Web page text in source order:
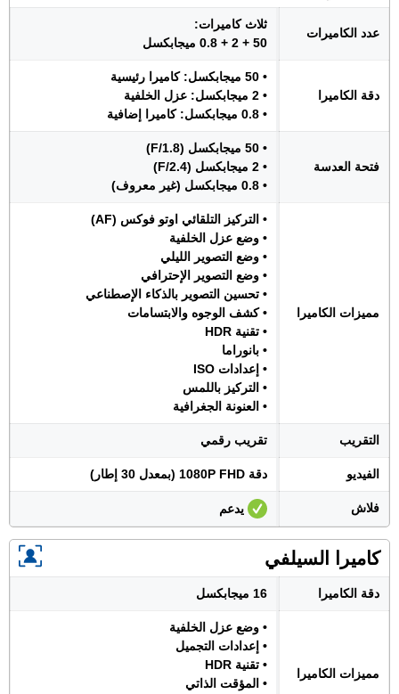
عدد الكاميرات
ثلاث كاميرات:
50 + 2 + 0.8 ميجابكسل
دقة الكاميرا
• 50 ميجابكسل: كاميرا رئيسية
• 2 ميجابكسل: عزل الخلفية
• 0.8 ميجابكسل: كاميرا إضافية
فتحة العدسة
• 50 ميجابكسل (F/1.8)
• 2 ميجابكسل (F/2.4)
• 0.8 ميجابكسل (غير معروف)
مميزات الكاميرا
• التركيز التلقائي اوتو فوكس (AF)
• وضع عزل الخلفية
• وضع التصوير الليلي
• وضع التصوير الإحترافي
• تحسين التصوير بالذكاء الإصطناعي
• كشف الوجوه والابتسامات
• تقنية HDR
• بانوراما
• إعدادات ISO
• التركيز باللمس
• العنونة الجغرافية
التقريب تقريب رقمي
الفيديو دقة 1080P FHD (بمعدل 30 إطار)
فلاش يدعم
كاميرا السيلفي
دقة الكاميرا 16 ميجابكسل
مميزات الكاميرا
• وضع عزل الخلفية
• إعدادات التجميل
• تقنية HDR
• المؤقت الذاتي